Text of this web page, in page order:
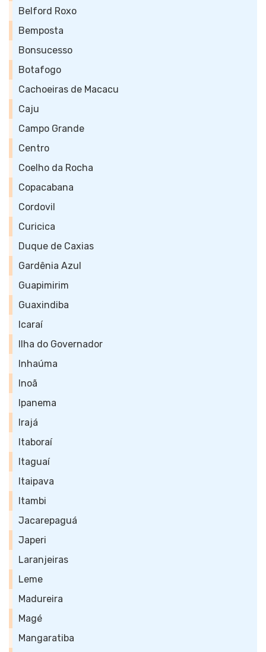
Belford Roxo
Bemposta
Bonsucesso
Botafogo
Cachoeiras de Macacu
Caju
Campo Grande
Centro
Coelho da Rocha
Copacabana
Cordovil
Curicica
Duque de Caxias
Gardênia Azul
Guapimirim
Guaxindiba
Icaraí
Ilha do Governador
Inhaúma
Inoã
Ipanema
Irajá
Itaboraí
Itaguaí
Itaipava
Itambi
Jacarepaguá
Japeri
Laranjeiras
Leme
Madureira
Magé
Mangaratiba